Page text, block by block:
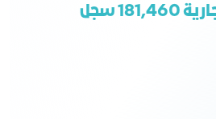
سجل